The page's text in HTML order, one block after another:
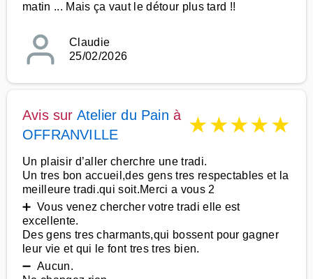
matin ... Mais ça vaut le détour plus tard !!
Claudie
25/02/2026
Avis sur Atelier du Pain à
OFFRANVILLE
★★★★★
Un plaisir d’aller cherchre une tradi.
Un tres bon accueil,des gens tres respectables et la
meilleure tradi.qui soit.Merci a vous 2
➕ Vous venez chercher votre tradi elle est
excellente.
Des gens tres charmants,qui bossent pour gagner
leur vie et qui le font tres tres bien.
➖ Aucun.